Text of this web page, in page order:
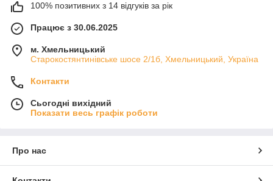
100% позитивних з 14 відгуків за рік
Працює з 30.06.2025
м. Хмельницький
Старокостянтинівське шосе 2/1б, Хмельницький, Україна
Контакти
Сьогодні вихідний
Показати весь графік роботи
Про нас